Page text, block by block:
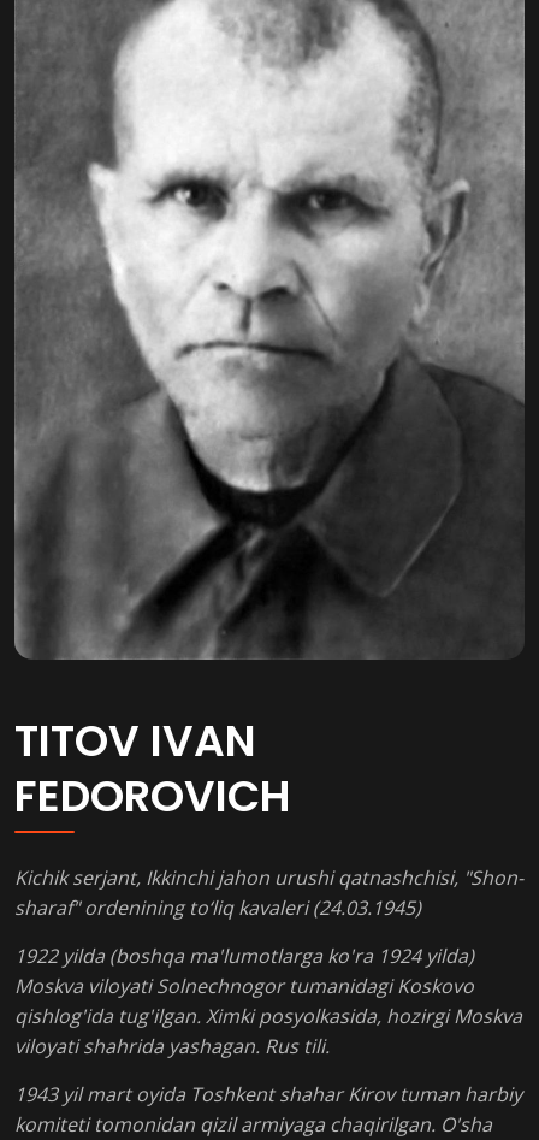
TITOV IVAN
FEDOROVICH
Kichik serjant, Ikkinchi jahon urushi qatnashchisi, "Shon-
sharaf" ordenining to‘liq kavaleri (24.03.1945)
1922 yilda (boshqa ma'lumotlarga ko'ra 1924 yilda)
Moskva viloyati Solnechnogor tumanidagi Koskovo
qishlog'ida tug'ilgan. Ximki posyolkasida, hozirgi Moskva
viloyati shahrida yashagan. Rus tili.
1943 yil mart oyida Toshkent shahar Kirov tuman harbiy
komiteti tomonidan qizil armiyaga chaqirilgan. O'sha